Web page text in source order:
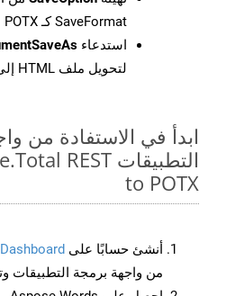
SaveFormat كـ POTX
استدعاء
لتحويل ملف HTML إلى تنسيق
ابدأ في الاستفادة من
to POTX
أنشئ حسابًا على Dashboard
من واجهة برمجة التطبيقات